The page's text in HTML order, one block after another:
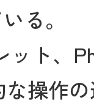
る。
ト、
操作